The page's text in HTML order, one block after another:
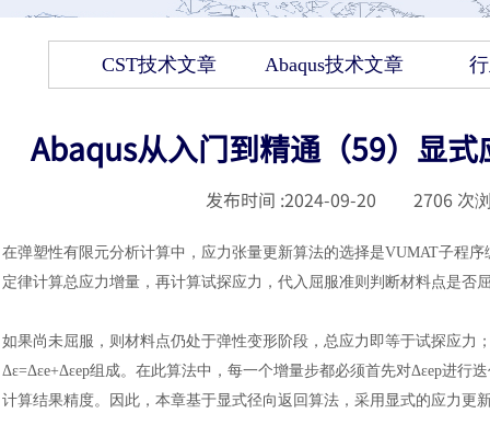
CST技术文章 Abaqus技术文章
Abaqus从入门到精通（59）显
发布时间 :2024-09-20 2706 次
在弹塑性有限元分析计算中，应力张量更新算法的选择是VUMAT子程序
定律计算总应力增量，再计算试探应力，代入屈服准则判断材料点是否
如果尚未屈服，则材料点仍处于弹性变形阶段，总应力即等于试探应
Δε=Δεe+Δεep组成。在此算法中，每一个增量步都必须首先对Δεep进
计算结果精度。因此，本章基于显式径向返回算法，采用显式的应力更